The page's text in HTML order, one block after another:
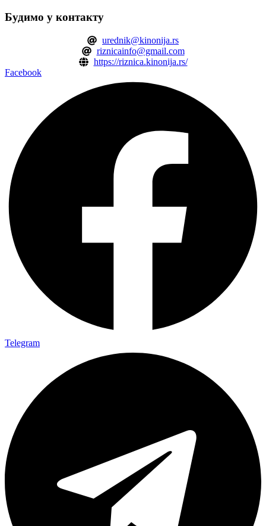
Будимо у контакту
urednik@kinonija.rs
riznicainfo@gmail.com
https://riznica.kinonija.rs/
Facebook
Telegram